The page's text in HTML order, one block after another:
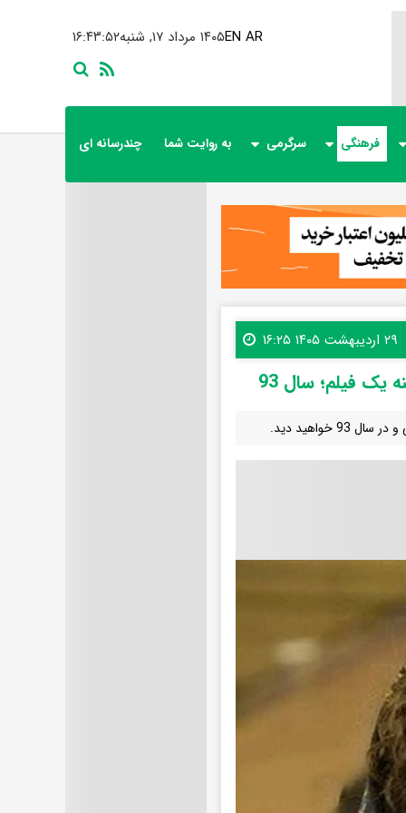
۱۶:۴۳:۵۳ ۱۴۰۵ مرداد ۱۷, شنبهEN AR
فرهنگی سرگرمی به روایت شما چندرسانه ای
۲۹ اردیبهشت ۱۴۰۵ ۱۶:۲۵
یک فیلم؛ سال 93
دید.